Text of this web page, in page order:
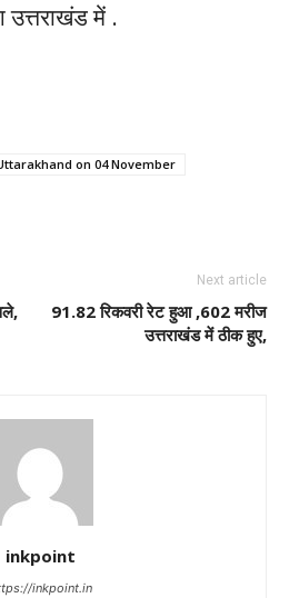
में .
on 04 November
Next article
91.82 रिकवरी रेट हुआ ,602 मरीज
उत्तराखंड में ठीक हुए,
inkpoint
inkpoint.in